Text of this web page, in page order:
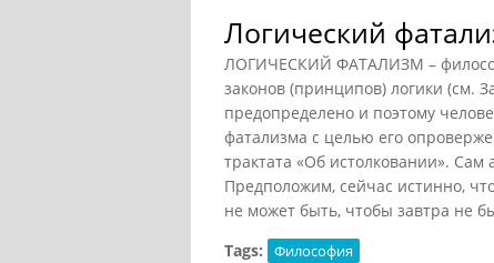
Логический
ЛОГИЧЕСКИЙ ФАТАЛИЗМ –
законов (принципов) логики (см.
предопределено и поэтому
фатализма с целью его
трактата «Об истолковании».
Предположим, сейчас истинно,
не может быть, чтобы завтра не
Tags:
Философия